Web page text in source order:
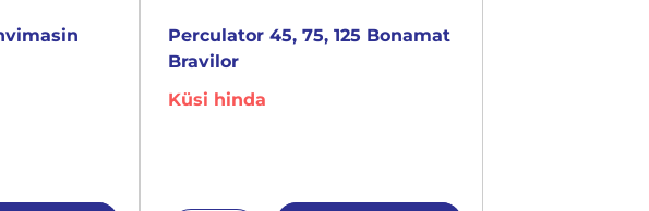
Perculator 45, 75, 125 Bonamat
Bravilor
Küsi hinda